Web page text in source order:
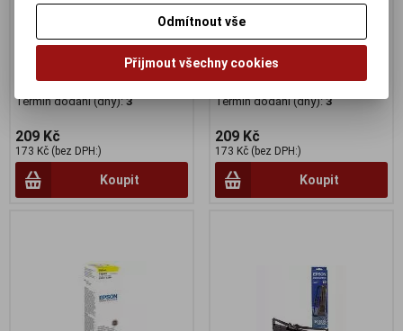
Epson T6642 Cyan ink
container 70ml pro L100/200
Termín dodání (dny):3
209 Kč
173 Kč (bez DPH:)
Koupit
Epson T6643 Magenta ink
cont. 70ml pro L100/200
Termín dodání (dny):3
209 Kč
173 Kč (bez DPH:)
Koupit
Odmítnout vše
Přijmout všechny cookies